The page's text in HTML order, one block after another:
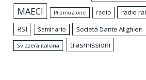
MAECI Promozione radio radio rai
RSI
Seminario Società Dante Alighieri
Svizzera italiana trasmissioni